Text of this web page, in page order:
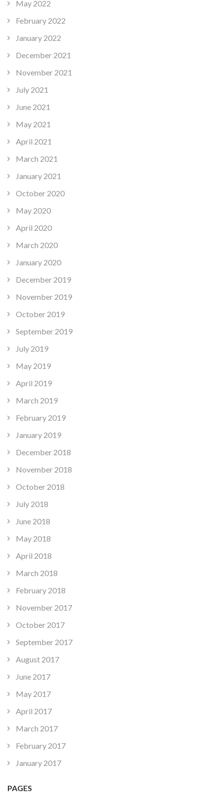
May 2022
February 2022
January 2022
December 2021
November 2021
July 2021
June 2021
May 2021
April 2021
March 2021
January 2021
October 2020
May 2020
April 2020
March 2020
January 2020
December 2019
November 2019
October 2019
September 2019
July 2019
May 2019
April 2019
March 2019
February 2019
January 2019
December 2018
November 2018
October 2018
July 2018
June 2018
May 2018
April 2018
March 2018
February 2018
November 2017
October 2017
September 2017
August 2017
June 2017
May 2017
April 2017
March 2017
February 2017
January 2017
PAGES